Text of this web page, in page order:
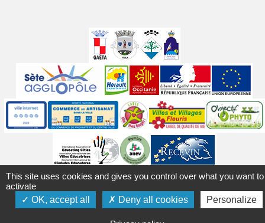
partenaires
Labels
Mentions légales Accessibilité Plan du site
Contact
Crédits
Gérer les cookies Politique de confidentialité
This site uses cookies and gives you control over what you want to
activate
OK, accept all
Deny all cookies Personalize